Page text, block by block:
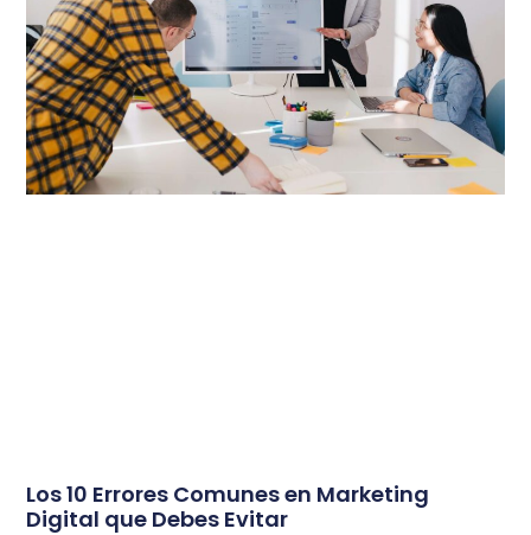
Los 10 Errores Comunes en Marketing
Digital que Debes Evitar